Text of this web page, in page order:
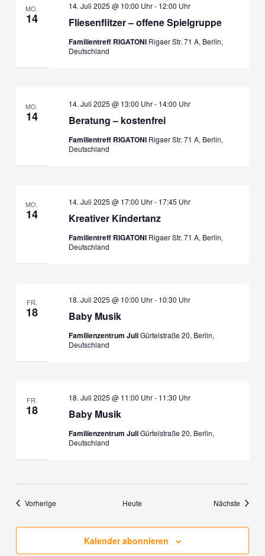
MO.
14 Fliesenflitzer – offene Spielgruppe
14. Juli 2025 @ 10:00 Uhr- 12:00 Uhr
Familientreff RIGATONI Rigaer Str. 71 A, Berlin,
Deutschland
MO.
14 Beratung – kostenfrei
14. Juli 2025 @ 13:00 Uhr- 14:00 Uhr
Familientreff RIGATONI Rigaer Str. 71 A, Berlin,
Deutschland
MO.
14 Kreativer Kindertanz
14. Juli 2025 @ 17:00 Uhr- 17:45 Uhr
Familientreff RIGATONI Rigaer Str. 71 A, Berlin,
Deutschland
FR.
18 Baby Musik
18. Juli 2025 @ 10:00 Uhr- 10:30 Uhr
Familienzentrum JuliGürtelstraße 20, Berlin,
Deutschland
FR.
18 Baby Musik
18. Juli 2025 @ 11:00 Uhr- 11:30 Uhr
Familienzentrum JuliGürtelstraße 20, Berlin,
Deutschland
VorherigeVeranstaltungen Heute Nächste
Kalender abonnieren